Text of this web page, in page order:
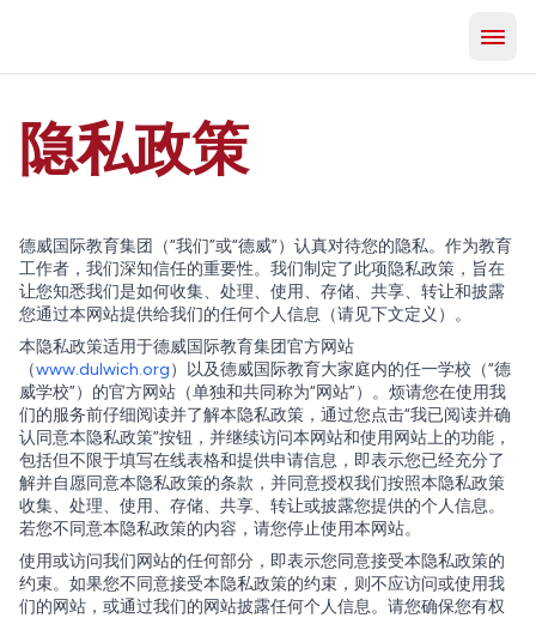
隐私政策
德威国际教育集团（“我们”或“德威”）认真对待您的隐私。作为教育
工作者，我们深知信任的重要性。我们制定了此项隐私政策，旨在
让您知悉我们是如何收集、处理、使用、存储、共享、转让和披露
您通过本网站提供给我们的任何个人信息（请见下文定义）。
本隐私政策适用于德威国际教育集团官方网站
（www.dulwich.org）以及德威国际教育大家庭内的任一学校（“德
威学校”）的官方网站（单独和共同称为“网站”）。烦请您在使用我
们的服务前仔细阅读并了解本隐私政策，通过您点击“我已阅读并确
认同意本隐私政策”按钮，并继续访问本网站和使用网站上的功能，
包括但不限于填写在线表格和提供申请信息，即表示您已经充分了
解并自愿同意本隐私政策的条款，并同意授权我们按照本隐私政策
收集、处理、使用、存储、共享、转让或披露您提供的个人信息。
若您不同意本隐私政策的内容，请您停止使用本网站。
使用或访问我们网站的任何部分，即表示您同意接受本隐私政策的
约束。如果您不同意接受本隐私政策的约束，则不应访问或使用我
们的网站，或通过我们的网站披露任何个人信息。请您确保您有权